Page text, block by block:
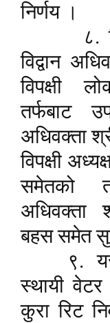
निर्णय ।
८.
विद्वान
विपक्षी
तर्फबाट
अधिवक्ता
विपक्षी
समेतको
अधिवक्ता
बहस समेत
९.
स्थायी
कुरा रिट